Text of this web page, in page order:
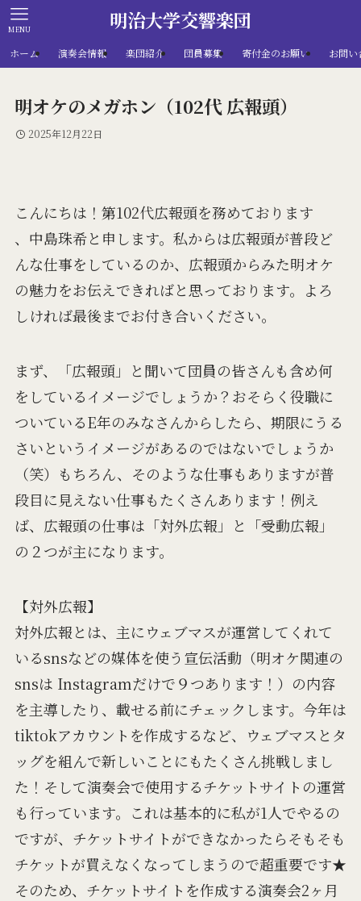
明治大学交響楽団
MENU
ホーム 演奏会情報 楽団紹介 団員募集 寄付金のお願い お問い
明オケのメガホン（102代 広報頭）
2025年12月22日
こんにちは！第102代広報頭を務めております
、中島珠希と申します。私からは広報頭が普段ど
んな仕事をしているのか、広報頭からみた明オケ
の魅力をお伝えできればと思っております。よろ
しければ最後までお付き合いください。
まず、「広報頭」と聞いて団員の皆さんも含め何
をしているイメージでしょうか？おそらく役職に
ついているE年のみなさんからしたら、期限にうる
さいというイメージがあるのではないでしょうか
（笑）もちろん、そのような仕事もありますが普
段目に見えない仕事もたくさんあります！例え
ば、広報頭の仕事は「対外広報」と「受動広報」
の２つが主になります。
【対外広報】
対外広報とは、主にウェブマスが運営してくれて
いるsnsなどの媒体を使う宣伝活動（明オケ関連の
snsは Instagramだけで９つあります！）の内容
を主導したり、載せる前にチェックします。今年は
tiktokアカウントを作成するなど、ウェブマスとタ
ッグを組んで新しいことにもたくさん挑戦しまし
た！そして演奏会で使用するチケットサイトの運営
も行っています。これは基本的に私が1人でやるの
ですが、チケットサイトができなかったらそもそも
チケットが買えなくなってしまうので超重要です★
そのため、チケットサイトを作成する演奏会2ヶ月